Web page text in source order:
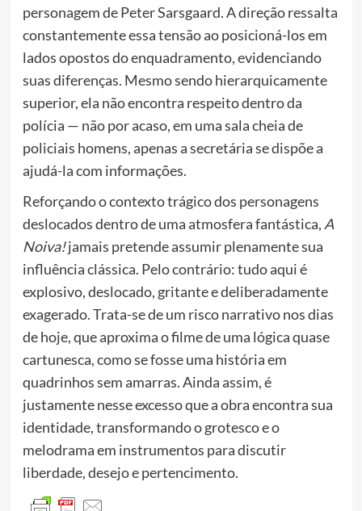
personagem de Peter Sarsgaard. A direção ressalta
constantemente essa tensão ao posicioná-los em
lados opostos do enquadramento, evidenciando
suas diferenças. Mesmo sendo hierarquicamente
superior, ela não encontra respeito dentro da
polícia — não por acaso, em uma sala cheia de
policiais homens, apenas a secretária se dispõe a
ajudá-la com informações.
Reforçando o contexto trágico dos personagens
deslocados dentro de uma atmosfera fantástica, A
Noiva!jamais pretende assumir plenamente sua
influência clássica. Pelo contrário: tudo aqui é
explosivo, deslocado, gritante e deliberadamente
exagerado. Trata-se de um risco narrativo nos dias
de hoje, que aproxima o filme de uma lógica quase
cartunesca, como se fosse uma história em
quadrinhos sem amarras. Ainda assim, é
justamente nesse excesso que a obra encontra sua
identidade, transformando o grotesco e o
melodrama em instrumentos para discutir
liberdade, desejo e pertencimento.